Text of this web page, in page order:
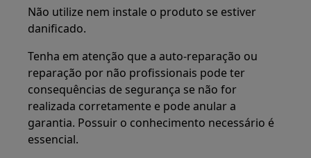
Não utilize nem instale o produto se estiver
danificado.
Tenha em atenção que a auto-reparação ou
reparação por não profissionais pode ter
consequências de segurança se não for
realizada corretamente e pode anular a
garantia. Possuir o conhecimento necessário é
essencial.